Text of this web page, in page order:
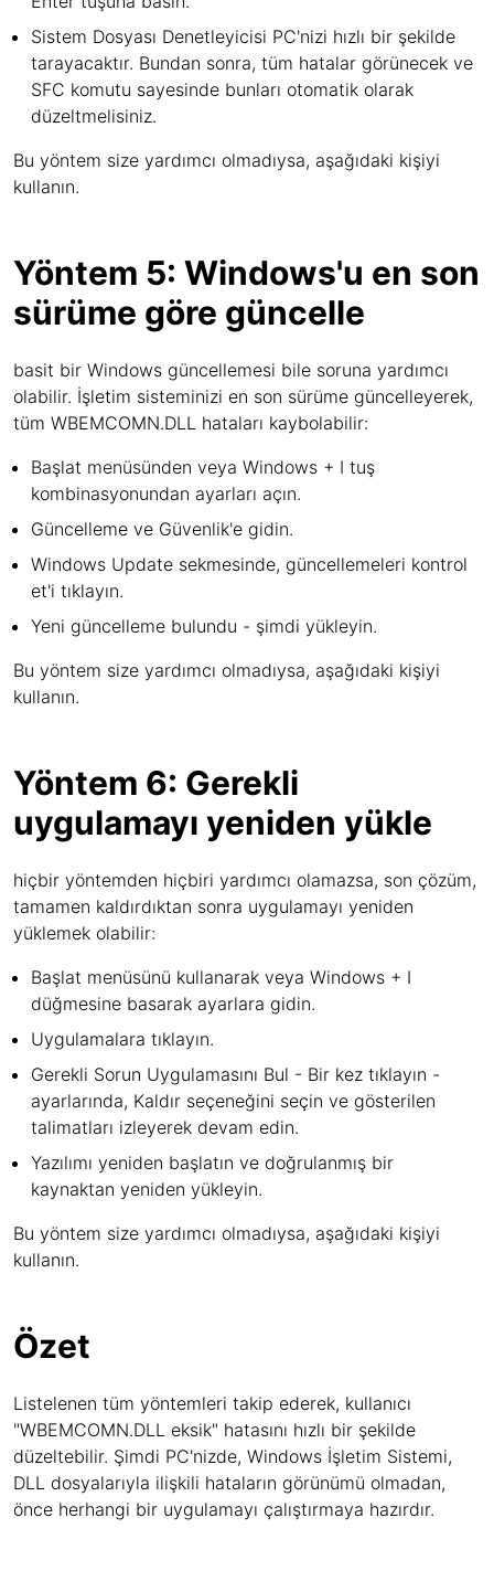
Sistem Dosyası Denetleyicisi PC'nizi hızlı bir şekilde
tarayacaktır. Bundan sonra, tüm hatalar görünecek ve
SFC komutu sayesinde bunları otomatik olarak
düzeltmelisiniz.
Bu yöntem size yardımcı olmadıysa, aşağıdaki kişiyi
kullanın.
Yöntem 5: Windows'u en son
sürüme göre güncelle
basit bir Windows güncellemesi bile soruna yardımcı
olabilir. İşletim sisteminizi en son sürüme güncelleyerek,
tüm WBEMCOMN.DLL hataları kaybolabilir:
Başlat menüsünden veya Windows + I tuş
kombinasyonundan ayarları açın.
Güncelleme ve Güvenlik'e gidin.
Windows Update sekmesinde, güncellemeleri kontrol
et'i tıklayın.
Yeni güncelleme bulundu - şimdi yükleyin.
Bu yöntem size yardımcı olmadıysa, aşağıdaki kişiyi
kullanın.
Yöntem 6: Gerekli
uygulamayı yeniden yükle
hiçbir yöntemden hiçbiri yardımcı olamazsa, son çözüm,
tamamen kaldırdıktan sonra uygulamayı yeniden
yüklemek olabilir:
Başlat menüsünü kullanarak veya Windows + I
düğmesine basarak ayarlara gidin.
Uygulamalara tıklayın.
Gerekli Sorun Uygulamasını Bul - Bir kez tıklayın -
ayarlarında, Kaldır seçeneğini seçin ve gösterilen
talimatları izleyerek devam edin.
Yazılımı yeniden başlatın ve doğrulanmış bir
kaynaktan yeniden yükleyin.
Bu yöntem size yardımcı olmadıysa, aşağıdaki kişiyi
kullanın.
Özet
Listelenen tüm yöntemleri takip ederek, kullanıcı
"WBEMCOMN.DLL eksik" hatasını hızlı bir şekilde
düzeltebilir. Şimdi PC'nizde, Windows İşletim Sistemi,
DLL dosyalarıyla ilişkili hataların görünümü olmadan,
önce herhangi bir uygulamayı çalıştırmaya hazırdır.